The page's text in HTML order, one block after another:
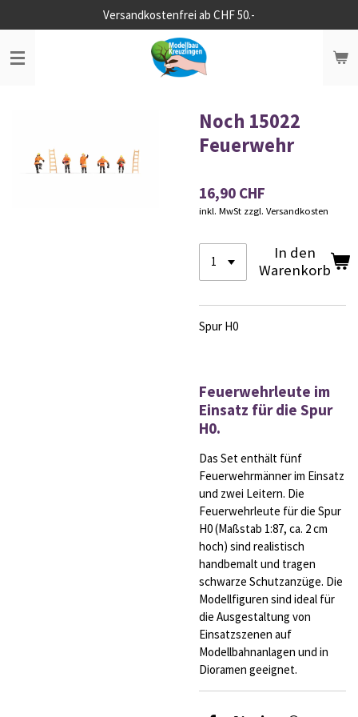
Hauptinhalt
springen
Versandkostenfrei ab CHF 50.-
Noch 15022
Feuerwehr
16,90 CHF
inkl. MwSt zzgl. Versandkosten
In den
Warenkorb
Spur H0
Feuerwehrleute im
Einsatz für die Spur
H0.
Das Set enthält fünf
Feuerwehrmänner im Einsatz
und zwei Leitern. Die
Feuerwehrleute für die Spur
H0 (Maßstab 1:87, ca. 2 cm
hoch) sind realistisch
handbemalt und tragen
schwarze Schutzanzüge. Die
Modellfiguren sind ideal für
die Ausgestaltung von
Einsatzszenen auf
Modellbahnanlagen und in
Dioramen geeignet.